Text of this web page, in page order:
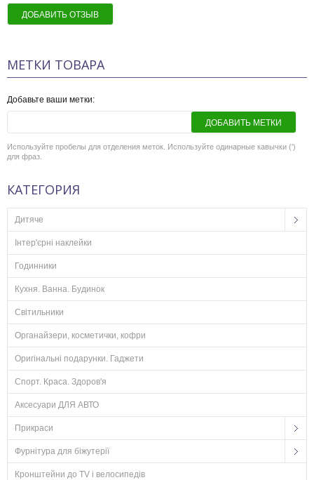
ДОБАВИТЬ ОТЗЫВ
МЕТКИ ТОВАРА
Добавьте ваши метки:
ДОБАВИТЬ МЕТКИ
Используйте пробелы для отделения меток. Используйте одинарные кавычки (')
для фраз.
КАТЕГОРИЯ
Дитяче
Інтер'єрні наклейки
Годинники
Кухня. Ванна. Будинок
Світильники
Органайзери, косметички, кофри
Оригінальні подарунки. Гаджети
Спорт. Краса. Здоров'я
Аксесуари ДЛЯ АВТО
Прикраси
Фурнітура для біжутерії
Кронштейни до TV і велосипедів